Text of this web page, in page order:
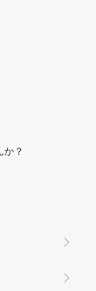
？